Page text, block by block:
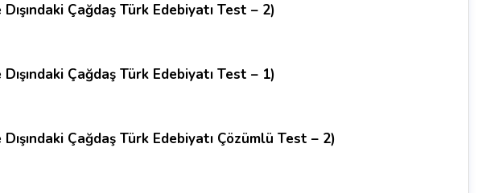
Çağdaş Türk Edebiyatı Test – 2)
Çağdaş Türk Edebiyatı Test – 1)
Çağdaş Türk Edebiyatı Çözümlü Test – 2)